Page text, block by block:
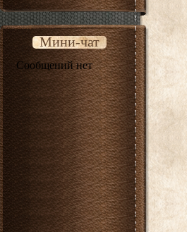
Мини-чат